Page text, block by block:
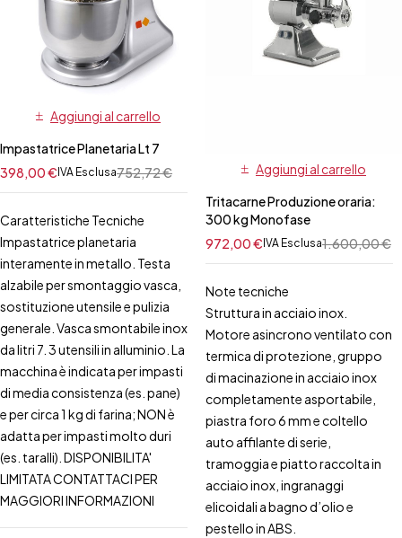
Aggiungi al carrello
Impastatrice Planetaria Lt 7
752,72€
398,00€ IVA Esclusa
Caratteristiche Tecniche
Impastatrice planetaria
interamente in metallo. Testa
alzabile per smontaggio vasca,
sostituzione utensile e pulizia
generale. Vasca smontabile inox
da litri 7. 3 utensili in alluminio. La
macchina è indicata per impasti
di media consistenza (es. pane)
e per circa 1 kg di farina; NON è
adatta per impasti molto duri
(es. taralli). DISPONIBILITA'
LIMITATA CONTATTACI PER
MAGGIORI INFORMAZIONI
Aggiungi al carrello
Tritacarne Produzione oraria:
300 kg Monofase
1.600,00€
972,00€ IVA Esclusa
Note tecniche
Struttura in acciaio inox.
Motore asincrono ventilato con
termica di protezione, gruppo
di macinazione in acciaio inox
completamente asportabile,
piastra foro 6 mm e coltello
auto affilante di serie,
tramoggia e piatto raccolta in
acciaio inox, ingranaggi
elicoidali a bagno d’olio e
pestello in ABS.